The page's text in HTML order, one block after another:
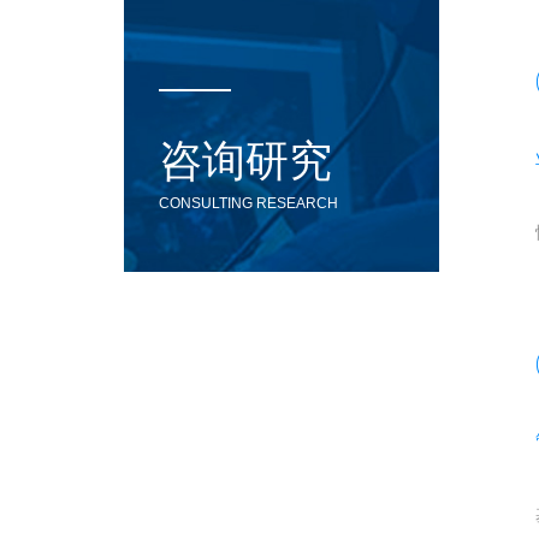
咨询研究
CONSULTING RESEARCH